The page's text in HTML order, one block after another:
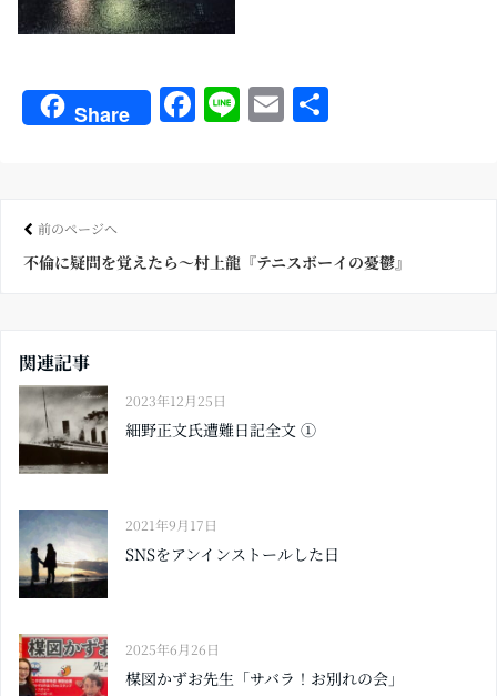
Share
Fa Li
E
前のページへ
不倫に疑問を覚えたら〜村上龍『テニスボーイの憂鬱』
関連記事
2023年12月25日
細野正文氏遭難日記全文 ①
2021年9月17日
SNSをアンインストールした日
2025年6月26日
楳図かずお先生「サバラ！お別れの会」